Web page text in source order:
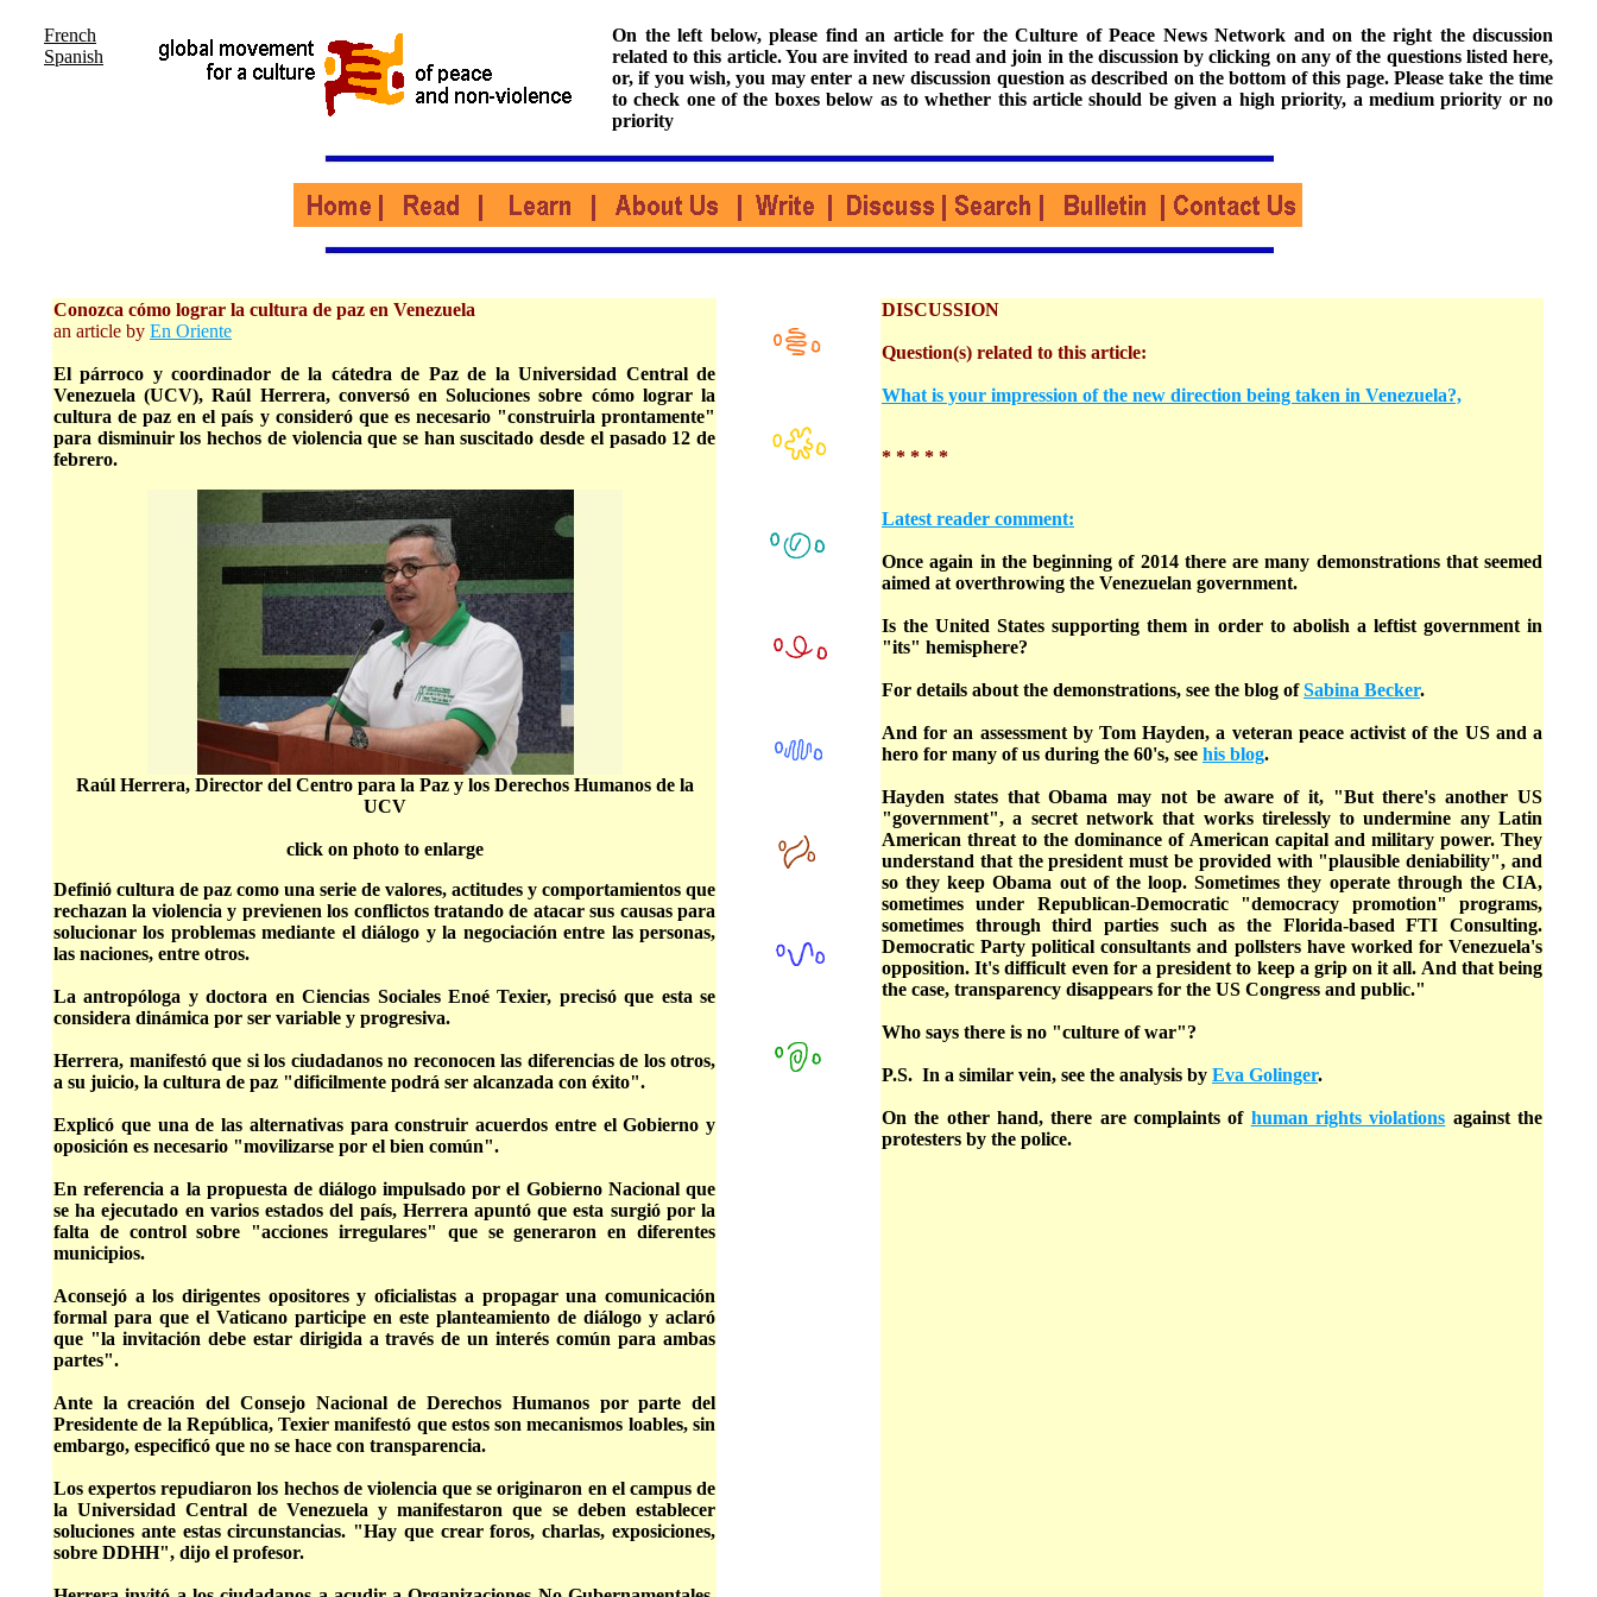
French
Spanish
On the left below, please find an article for the Culture of Peace News Network and on the right the discussion
related to this article. You are invited to read and join in the discussion by clicking on any of the questions listed here,
or, if you wish, you may enter a new discussion question as described on the bottom of this page. Please take the time
to check one of the boxes below as to whether this article should be given a high priority, a medium priority or no
priority
Conozca cómo lograr la cultura de paz en Venezuela
an article by En Oriente
El párroco y coordinador de la cátedra de Paz de la Universidad Central de
Venezuela (UCV), Raúl Herrera, conversó en Soluciones sobre cómo lograr la
cultura de paz en el país y consideró que es necesario "construirla prontamente"
para disminuir los hechos de violencia que se han suscitado desde el pasado 12 de
febrero.
Raúl Herrera, Director del Centro para la Paz y los Derechos Humanos de la
UCV
click on photo to enlarge
Definió cultura de paz como una serie de valores, actitudes y comportamientos que
rechazan la violencia y previenen los conflictos tratando de atacar sus causas para
solucionar los problemas mediante el diálogo y la negociación entre las personas,
las naciones, entre otros.
La antropóloga y doctora en Ciencias Sociales Enoé Texier, precisó que esta se
considera dinámica por ser variable y progresiva.
Herrera, manifestó que si los ciudadanos no reconocen las diferencias de los otros,
a su juicio, la cultura de paz "dificilmente podrá ser alcanzada con éxito".
Explicó que una de las alternativas para construir acuerdos entre el Gobierno y
oposición es necesario "movilizarse por el bien común".
En referencia a la propuesta de diálogo impulsado por el Gobierno Nacional que
se ha ejecutado en varios estados del país, Herrera apuntó que esta surgió por la
falta de control sobre "acciones irregulares" que se generaron en diferentes
municipios.
Aconsejó a los dirigentes opositores y oficialistas a propagar una comunicación
formal para que el Vaticano participe en este planteamiento de diálogo y aclaró
que "la invitación debe estar dirigida a través de un interés común para ambas
partes".
Ante la creación del Consejo Nacional de Derechos Humanos por parte del
Presidente de la República, Texier manifestó que estos son mecanismos loables, sin
embargo, especificó que no se hace con transparencia.
Los expertos repudiaron los hechos de violencia que se originaron en el campus de
la Universidad Central de Venezuela y manifestaron que se deben establecer
soluciones ante estas circunstancias. "Hay que crear foros, charlas, exposiciones,
sobre DDHH", dijo el profesor.
DISCUSSION
Question(s) related to this article:
What is your impression of the new direction being taken in Venezuela?,
* * * * *
Latest reader comment:
Once again in the beginning of 2014 there are many demonstrations that seemed
aimed at overthrowing the Venezuelan government.
Is the United States supporting them in order to abolish a leftist government in
"its" hemisphere?
For details about the demonstrations, see the blog ofSabina Becker.
And for an assessment by Tom Hayden, a veteran peace activist of the US and a
hero for many of us during the 60's, see his blog.
Hayden states that Obama may not be aware of it, "But there's another US
"government", a secret network that works tirelessly to undermine any Latin
American threat to the dominance of American capital and military power. They
understand that the president must be provided with "plausible deniability", and
so they keep Obama out of the loop. Sometimes they operate through the CIA,
sometimes under Republican-Democratic "democracy promotion" programs,
sometimes through third parties such as the Florida-based FTI Consulting.
Democratic Party political consultants and pollsters have worked for Venezuela's
opposition. It's difficult even for a president to keep a grip on it all. And that being
the case, transparency disappears for the US Congress and public."
Who says there is no "culture of war"?
P.S. In a similar vein, see the analysis by Eva Golinger.
On the other hand, there are complaints of human rights violations against the
protesters by the police.